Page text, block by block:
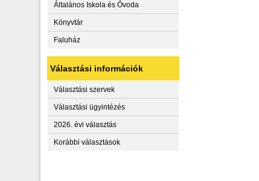
Általános Iskola és Óvoda
Könyvtár
Faluház
Választási információk
Választási szervek
Választási ügyintézés
2026. évi választás
Korábbi választások